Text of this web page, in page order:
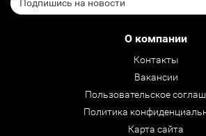
О компании
Контакты
Вакансии
Пользовательское
Политика
Карта сайта